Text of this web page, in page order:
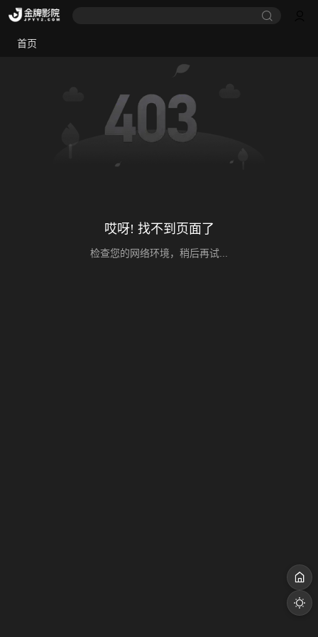
首页
哎呀! 找不到页面了
检查您的网络环境，稍后再试...